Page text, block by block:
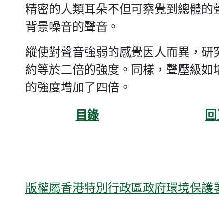
精密的人類耳朵不但可察覺到總體
背景噪音的聲音。
縱使對聲音強弱的感覺因人而異，
約等於二倍的強度。同樣，聲壓級
的強度增加了四倍。
目錄
版權屬香港特別行政區政府環境保護